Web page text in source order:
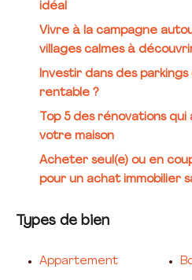
idéal
Vivre à la campagne
villages calmes à
Investir dans des
rentable ?
Top 5 des rénovations
votre maison
Acheter seul(e) ou en
pour un achat immobilier
Types de bien
Appartement